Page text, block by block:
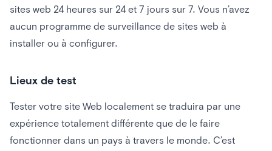
sites web 24 heures sur 24 et 7 jours sur 7. Vous n’avez
aucun programme de surveillance de sites web à
installer ou à configurer.
Lieux de test
Tester votre site Web localement se traduira par une
expérience totalement différente que de le faire
fonctionner dans un pays à travers le monde. C’est